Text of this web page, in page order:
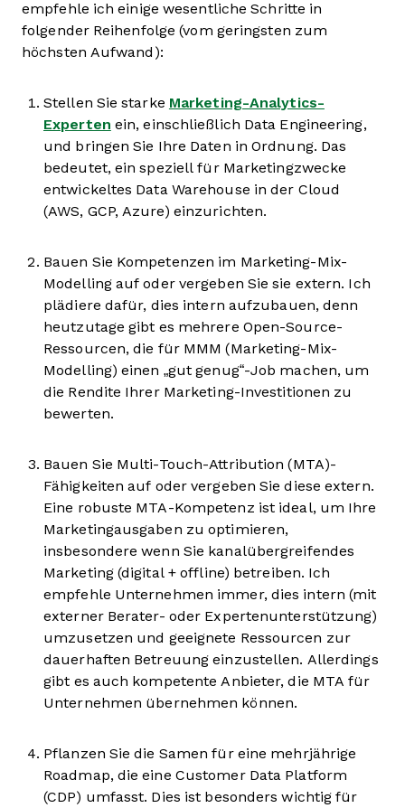
empfehle ich einige wesentliche Schritte in
folgender Reihenfolge (vom geringsten zum
höchsten Aufwand):
Stellen Sie starke Marketing-Analytics-
Experten ein, einschließlich Data Engineering,
und bringen Sie Ihre Daten in Ordnung. Das
bedeutet, ein speziell für Marketingzwecke
entwickeltes Data Warehouse in der Cloud
(AWS, GCP, Azure) einzurichten.
Bauen Sie Kompetenzen im Marketing-Mix-
Modelling auf oder vergeben Sie sie extern. Ich
plädiere dafür, dies intern aufzubauen, denn
heutzutage gibt es mehrere Open-Source-
Ressourcen, die für MMM (Marketing-Mix-
Modelling) einen „gut genug“-Job machen, um
die Rendite Ihrer Marketing-Investitionen zu
bewerten.
Bauen Sie Multi-Touch-Attribution (MTA)-
Fähigkeiten auf oder vergeben Sie diese extern.
Eine robuste MTA-Kompetenz ist ideal, um Ihre
Marketingausgaben zu optimieren,
insbesondere wenn Sie kanalübergreifendes
Marketing (digital + offline) betreiben. Ich
empfehle Unternehmen immer, dies intern (mit
externer Berater- oder Expertenunterstützung)
umzusetzen und geeignete Ressourcen zur
dauerhaften Betreuung einzustellen. Allerdings
gibt es auch kompetente Anbieter, die MTA für
Unternehmen übernehmen können.
Pflanzen Sie die Samen für eine mehrjährige
Roadmap, die eine Customer Data Platform
(CDP) umfasst. Dies ist besonders wichtig für